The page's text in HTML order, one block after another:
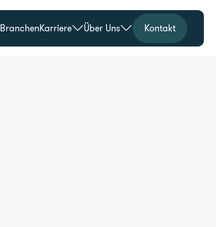
BranchenKarriere Über Uns Kontakt